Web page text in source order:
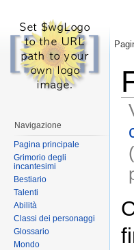
(
Navigazione
Pagina principale
Grimorio degli
incantesimi
Bestiario
Talenti
Abilità
Classi dei personaggi
Glossario
Mondo